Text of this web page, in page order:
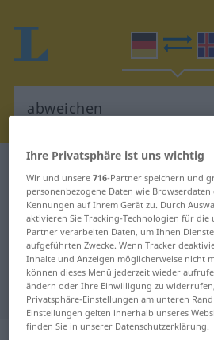
Deutsch-Isländisch
für "abweichen"
"abweichen"
Übersetzung
Ihre Privatsphäre ist uns wichtig
Wir und unsere716-Partner speichern und
personenbezogene Daten wie
Kennungen auf Ihrem Gerät zu. Durch
aktivieren Sie Tracking-Technologien für die
Partner verarbeiten Daten, um Ihnen
aufgeführten Zwecke. Wenn Tracker
Inhalte und Anzeigen möglicherweise nicht
können dieses Menü jederzeit wieder
ändern oder Ihre Einwilligung zu
Privatsphäre-Einstellungen am unteren
Einstellungen gelten innerhalb unseres
finden Sie in unserer Datenschutzerklärung.